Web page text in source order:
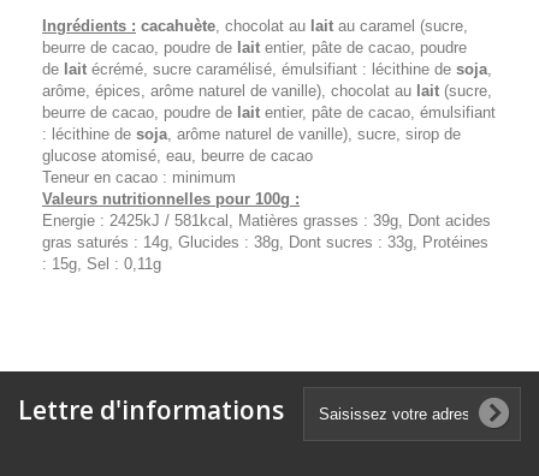
Ingrédients : cacahuète , chocolat au lait au caramel (sucre,
beurre de cacao, poudre de lait entier, pâte de cacao, poudre
de lait écrémé, sucre caramélisé, émulsifiant : lécithine de soja
arôme, épices, arôme naturel de vanille), chocolat au lait (sucre,
beurre de cacao, poudre de lait entier, pâte de cacao, émulsifiant
: lécithine de soja , arôme naturel de vanille), sucre, sirop de
glucose atomisé, eau, beurre de cacao
Teneur en cacao : minimum
Valeurs nutritionnelles pour 100g :
Energie : 2425kJ / 581kcal, Matières grasses : 39g, Dont acides
gras saturés : 14g, Glucides : 38g, Dont sucres : 33g, Protéines
: 15g, Sel : 0,11g
Lettre d'informations